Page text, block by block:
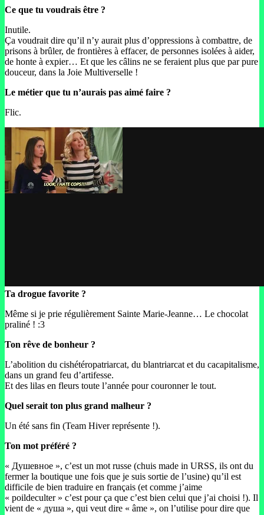
Ce que tu voudrais être ?
Inutile.
Ça voudrait dire qu’il n’y aurait plus d’oppressions à combattre, de
prisons à brûler, de frontières à effacer, de personnes isolées à aider,
de honte à expier… Et que les câlins ne se feraient plus que par pure
douceur, dans la Joie Multiverselle !
Le métier que tu n’aurais pas aimé faire ?
Flic.
Ta drogue favorite ?
Même si je prie régulièrement Sainte Marie-Jeanne… Le chocolat
praliné ! :3
Ton rêve de bonheur ?
L’abolition du cishétéropatriarcat, du blantriarcat et du cacapitalisme,
dans un grand feu d’artifesse.
Et des lilas en fleurs toute l’année pour couronner le tout.
Quel serait ton plus grand malheur ?
Un été sans fin (Team Hiver représente !).
Ton mot préféré ?
« Душевное », c’est un mot russe (chuis made in URSS, ils ont du
fermer la boutique une fois que je suis sortie de l’usine) qu’il est
difficile de bien traduire en français (et comme j’aime
« poildeculter » c’est pour ça que c’est bien celui que j’ai choisi !). Il
vient de « душа », qui veut dire « âme », on l’utilise pour dire que